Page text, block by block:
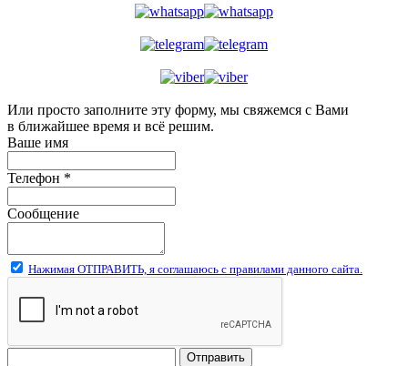
Или просто заполните эту форму, мы свяжемся с Вами
в ближайшее время и всё решим.
Ваше имя
Телефон *
Сообщение
Нажимая ОТПРАВИТЬ, я соглашаюсь с правилами данного сайта.
Отправить